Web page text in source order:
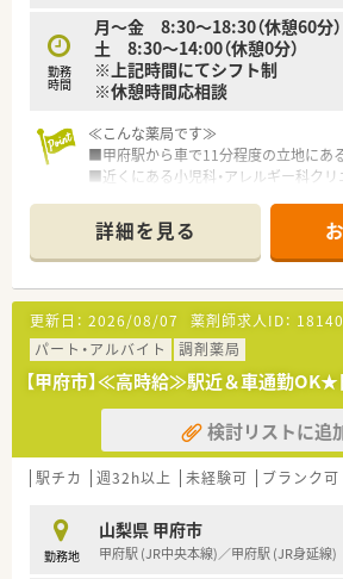
勤務
時間
月～金 8:30～18:30（休憩60分）
土 8:30～14:00（休憩0分）
※上記時間にてシフト制
※休憩時間応相談
≪こんな薬局です≫
■甲府駅から車で11分程度の立地にあ
■近くにある小児科・アレルギー科ク
■その他にも高齢者専用住宅が近隣に
応しています
■近隣に店舗があるためヘルプ体制が
も安心です
詳細を見る
更新日： 2026/08/07 薬剤師求人ID：
パート・アルバイト
調剤薬局
【甲府市】≪高時給≫駅近＆車通勤OK★
検討リストに追
駅チカ 週32h以上 未経験可 ブランク可
勤務地
山梨県 甲府市
甲府駅 (JR中央本線)／甲府駅 (JR身延線)